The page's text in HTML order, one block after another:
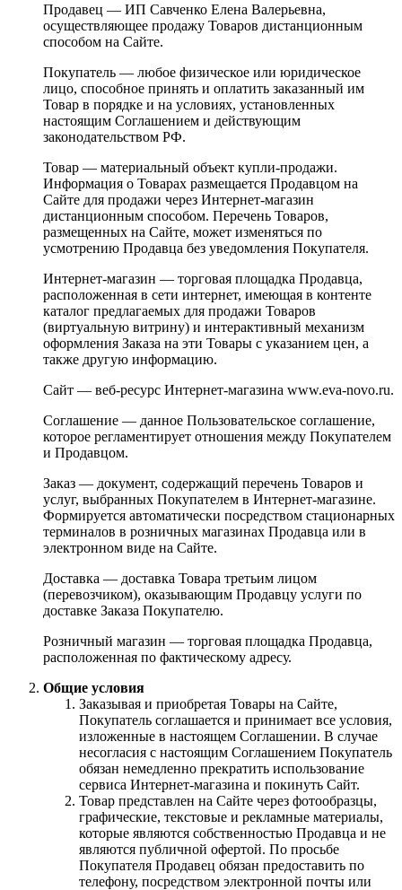
Продавец — ИП Савченко Елена Валерьевна,
осуществляющее продажу Товаров дистанционным
способом на Сайте.
Покупатель — любое физическое или юридическое
лицо, способное принять и оплатить заказанный им
Товар в порядке и на условиях, установленных
настоящим Соглашением и действующим
законодательством РФ.
Товар — материальный объект купли-продажи.
Информация о Товарах размещается Продавцом на
Сайте для продажи через Интернет-магазин
дистанционным способом. Перечень Товаров,
размещенных на Сайте, может изменяться по
усмотрению Продавца без уведомления Покупателя.
Интернет-магазин — торговая площадка Продавца,
расположенная в сети интернет, имеющая в контенте
каталог предлагаемых для продажи Товаров
(виртуальную витрину) и интерактивный механизм
оформления Заказа на эти Товары с указанием цен, а
также другую информацию.
Сайт — веб-ресурс Интернет-магазина www.eva-novo.ru.
Соглашение — данное Пользовательское соглашение,
которое регламентирует отношения между Покупателем
и Продавцом.
Заказ — документ, содержащий перечень Товаров и
услуг, выбранных Покупателем в Интернет-магазине.
Формируется автоматически посредством стационарных
терминалов в розничных магазинах Продавца или в
электронном виде на Сайте.
Доставка — доставка Товара третьим лицом
(перевозчиком), оказывающим Продавцу услуги по
доставке Заказа Покупателю.
Розничный магазин — торговая площадка Продавца,
расположенная по фактическому адресу.
Общие условия
Заказывая и приобретая Товары на Сайте,
Покупатель соглашается и принимает все условия,
изложенные в настоящем Соглашении. В случае
несогласия с настоящим Соглашением Покупатель
обязан немедленно прекратить использование
сервиса Интернет-магазина и покинуть Сайт.
Товар представлен на Сайте через фотообразцы,
графические, текстовые и рекламные материалы,
которые являются собственностью Продавца и не
являются публичной офертой. По просьбе
Покупателя Продавец обязан предоставить по
телефону, посредством электронной почты или